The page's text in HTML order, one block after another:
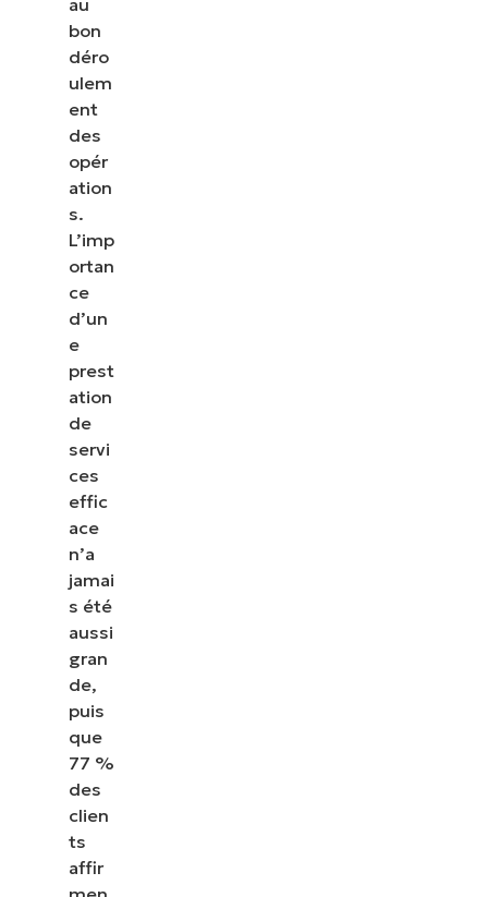
bon
déro
ulem
ent
des
opér
ation
s.
L’imp
ortan
ce
d’un
e
prest
ation
de
servi
ces
effic
ace
n’a
jamai
s été
aussi
gran
de,
puis
que
77 %
des
clien
ts
affir